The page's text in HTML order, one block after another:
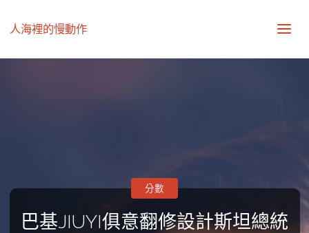
人海裡的慢動作
巴基JIUYI俱意翻修設計斯坦總統
分數